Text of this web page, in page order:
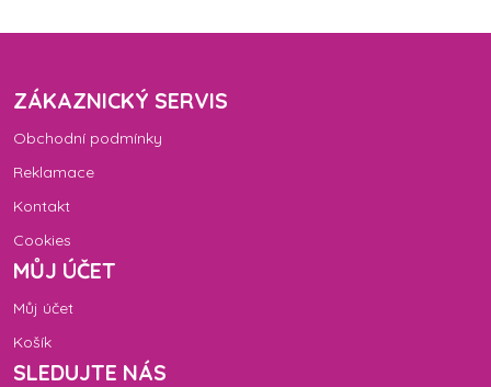
ZÁKAZNICKÝ SERVIS
Obchodní podmínky
Reklamace
Kontakt
Cookies
MŮJ ÚČET
Můj účet
Košík
SLEDUJTE NÁS